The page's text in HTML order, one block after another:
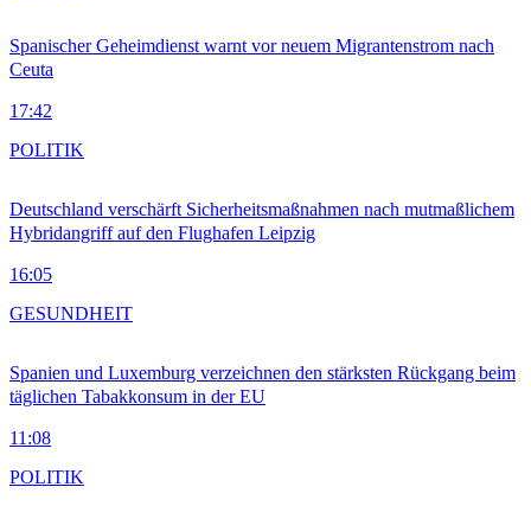
Spanischer Geheimdienst warnt vor neuem Migrantenstrom nach
Ceuta
17:42
Deutschland verschärft Sicherheitsmaßnahmen nach mutmaßlichem
Hybridangriff auf den Flughafen Leipzig
16:05
POLITIK
Spanien und Luxemburg verzeichnen den stärksten Rückgang beim
täglichen Tabakkonsum in der EU
11:08
GESUNDHEIT
POLITIK